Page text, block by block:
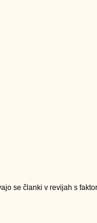
se članki v revijah s